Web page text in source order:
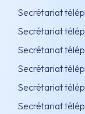
Secrétariat
Secrétariat
Secrétariat
Secrétariat
Secrétariat
Secrétariat